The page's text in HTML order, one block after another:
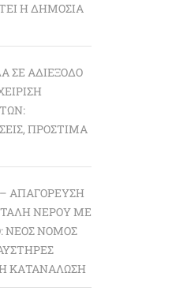
Η ΔΗΜΌΣΙΑ
ΣΕ ΑΔΙΈΞΟΔΟ
ΠΡΌΣΤΙΜΑ
ΑΠΑΓΌΡΕΥΣΗ
ΝΕΡΟΎ ΜΕ
ΝΈΟΣ ΝΌΜΟΣ
ΚΑΤΑΝΆΛΩΣΗ